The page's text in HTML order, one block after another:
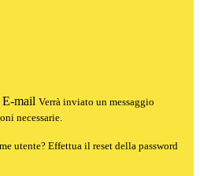
E-mail Verrà inviato un messaggio
necessarie.
utente? Effettua il reset della password